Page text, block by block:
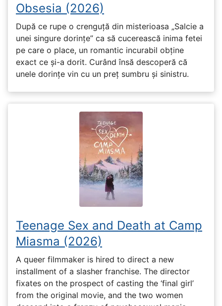
Obsesia (2026)
După ce rupe o crenguță din misterioasa „Salcie a
unei singure dorințe” ca să cucerească inima fetei
pe care o place, un romantic incurabil obține
exact ce și-a dorit. Curând însă descoperă că
unele dorințe vin cu un preț sumbru și sinistru.
Teenage Sex and Death at Camp
Miasma (2026)
A queer filmmaker is hired to direct a new
installment of a slasher franchise. The director
fixates on the prospect of casting the ‘final girl’
from the original movie, and the two women